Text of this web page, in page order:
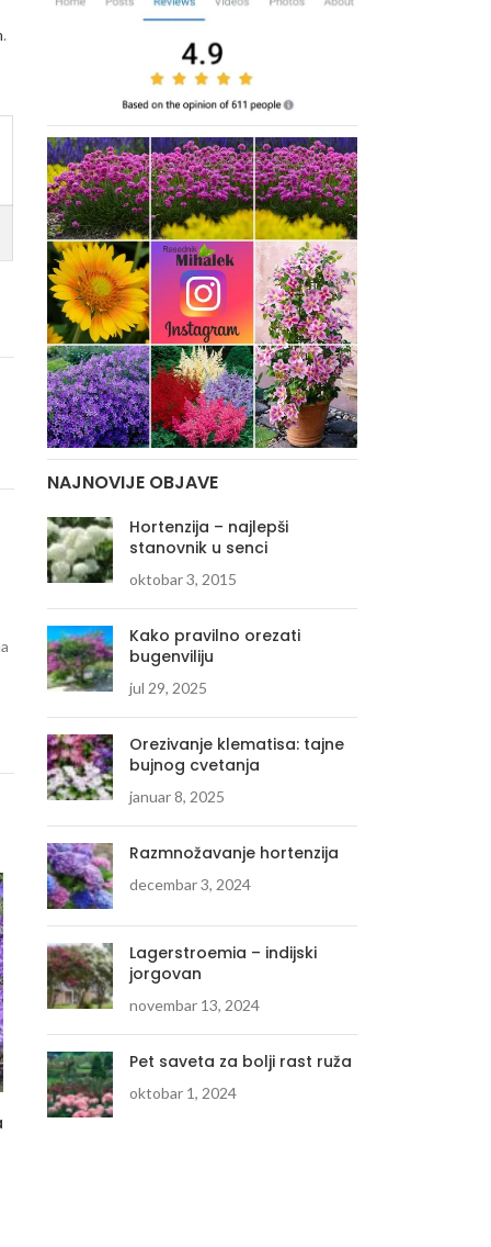
.
NAJNOVIJE OBJAVE
Hortenzija – najlepši
stanovnik u senci
oktobar 3, 2015
Kako pravilno orezati
bugenviliju
jul 29, 2025
Orezivanje klematisa: tajne
bujnog cvetanja
januar 8, 2025
Razmnožavanje hortenzija
decembar 3, 2024
Lagerstroemia – indijski
jorgovan
novembar 13, 2024
Pet saveta za bolji rast ruža
oktobar 1, 2024